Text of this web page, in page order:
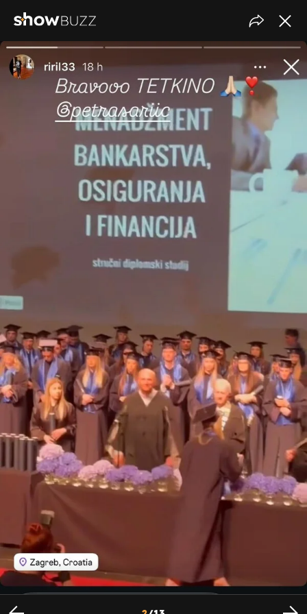
Iris Livaja na Instagramu - 2 Foto: Instagram